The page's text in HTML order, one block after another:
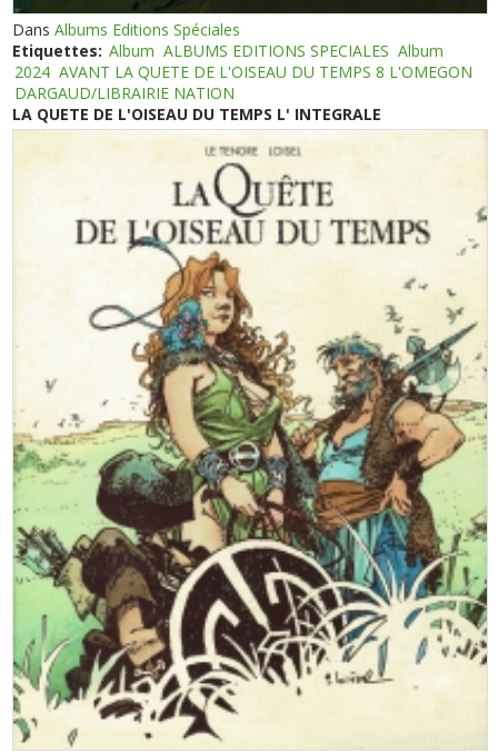
DansAlbums Editions Spéciales
Etiquettes: Album ALBUMS EDITIONS SPECIALES Album
2024 AVANT LA QUETE DE L'OISEAU DU TEMPS 8 L'OMEGON
DARGAUD/LIBRAIRIE NATION
LA QUETE DE L'OISEAU DU TEMPS L' INTEGRALE